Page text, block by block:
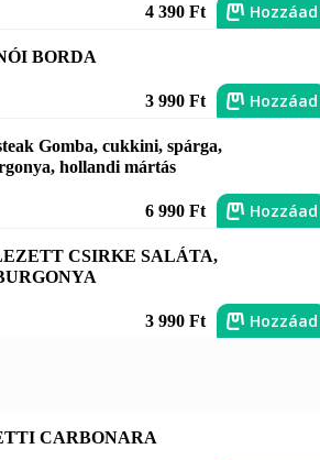
4 390 Ft Hozzáad
BORDA
3 990 Ft Hozzáad
Gomba, cukkini, spárga,
hollandi mártás
6 990 Ft Hozzáad
CSIRKE SALÁTA,
3 990 Ft Hozzáad
CARBONARA